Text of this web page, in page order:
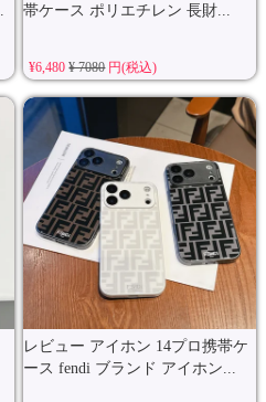
帯ケース ポリエチレン 長財...
¥6,480¥ 7080円(税込)
レビュー アイホン 14プロ携帯ケ
ース fendi ブランド アイホン...